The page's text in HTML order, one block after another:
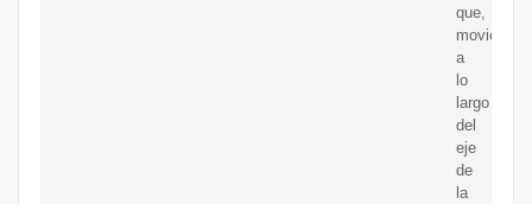
que,
a
lo
largo
del
eje
de
la